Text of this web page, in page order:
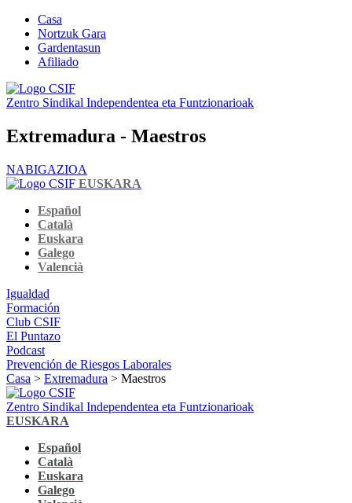
Casa
Nortzuk Gara
Gardentasun
Afiliado
Zentro Sindikal Independentea eta Funtzionarioak
Extremadura - Maestros
NABIGAZIOA
EUSKARA
Español
Català
Euskara
Galego
Valencià
Igualdad
Formación
Club CSIF
El Puntazo
Podcast
Prevención de Riesgos Laborales
Casa > Extremadura > Maestros
Zentro Sindikal Independentea eta Funtzionarioak
EUSKARA
Español
Català
Euskara
Galego